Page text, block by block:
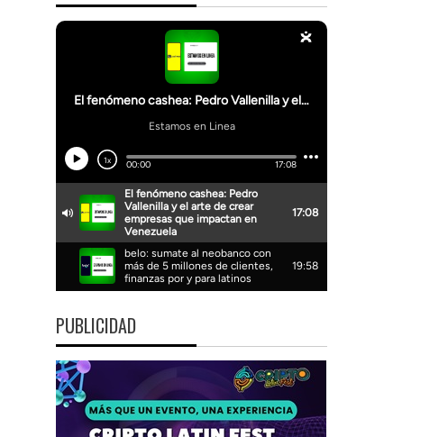
PUBLICIDAD